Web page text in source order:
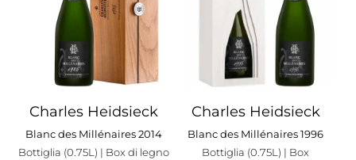
Charles Heidsieck
Blanc des Millénaires 2014
Bottiglia (0.75L) | Box di legno
Charles Heidsieck
Blanc des Millénaires 1996
Bottiglia (0.75L) | Box